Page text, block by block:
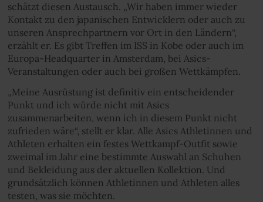
schätzt diesen Austausch. „Wir haben immer wieder
Kontakt zu den japanischen Entwicklern oder auch zu
unseren Ansprechpartnern vor Ort in den Ländern“,
erzählt er. Es gibt Treffen im ISS in Kobe oder auch im
Europa-Headquarter in Amsterdam, bei Asics-
Veranstaltungen oder auch bei großen Wettkämpfen.
„Meine Ausrüstung ist definitiv ein entscheidender
Punkt und ich würde nicht mit Asics
zusammenarbeiten, wenn ich in diesem Punkt nicht
zufrieden wäre“, stellt er klar. Alle Asics Athletinnen und
Athleten erhalten ein festes Wettkampf-Outfit sowie
zweimal im Jahr eine bestimmte Auswahl an Schuhen
und Bekleidung aus der aktuellen Kollektion. Und
grundsätzlich können Athletinnen und Athleten alles
testen, was sie möchten.